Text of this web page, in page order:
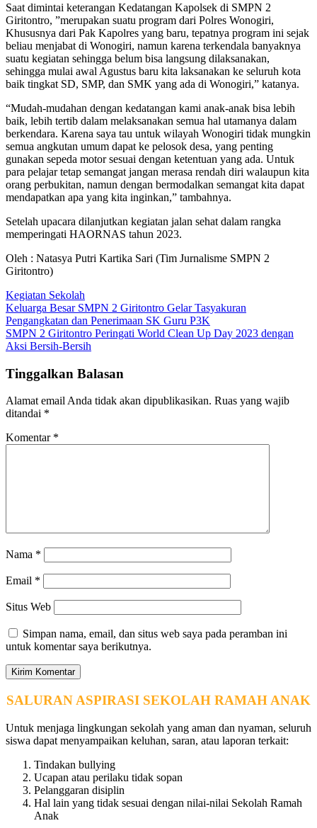
Saat dimintai keterangan Kedatangan Kapolsek di SMPN 2
Giritontro, ”merupakan suatu program dari Polres Wonogiri,
Khususnya dari Pak Kapolres yang baru, tepatnya program ini sejak
beliau menjabat di Wonogiri, namun karena terkendala banyaknya
suatu kegiatan sehingga belum bisa langsung dilaksanakan,
sehingga mulai awal Agustus baru kita laksanakan ke seluruh kota
baik tingkat SD, SMP, dan SMK yang ada di Wonogiri,” katanya.
“Mudah-mudahan dengan kedatangan kami anak-anak bisa lebih
baik, lebih tertib dalam melaksanakan semua hal utamanya dalam
berkendara. Karena saya tau untuk wilayah Wonogiri tidak mungkin
semua angkutan umum dapat ke pelosok desa, yang penting
gunakan sepeda motor sesuai dengan ketentuan yang ada. Untuk
para pelajar tetap semangat jangan merasa rendah diri walaupun kita
orang perbukitan, namun dengan bermodalkan semangat kita dapat
mendapatkan apa yang kita inginkan,” tambahnya.
Setelah upacara dilanjutkan kegiatan jalan sehat dalam rangka
memperingati HAORNAS tahun 2023.
Oleh : Natasya Putri Kartika Sari (Tim Jurnalisme SMPN 2
Giritontro)
Kegiatan Sekolah
Navigasi
pos
Keluarga Besar SMPN 2 Giritontro Gelar Tasyakuran
Pengangkatan dan Penerimaan SK Guru P3K
SMPN 2 Giritontro Peringati World Clean Up Day 2023 dengan
Aksi Bersih-Bersih
Tinggalkan Balasan
Alamat email Anda tidak akan dipublikasikan. Ruas yang wajib
ditandai *
Komentar *
Nama *
Email *
Situs Web
Simpan nama, email, dan situs web saya pada peramban ini
untuk komentar saya berikutnya.
SALURAN ASPIRASI SEKOLAH RAMAH ANAK
Untuk menjaga lingkungan sekolah yang aman dan nyaman, seluruh
siswa dapat menyampaikan keluhan, saran, atau laporan terkait:
Tindakan bullying
Ucapan atau perilaku tidak sopan
Pelanggaran disiplin
Hal lain yang tidak sesuai dengan nilai-nilai Sekolah Ramah
Anak